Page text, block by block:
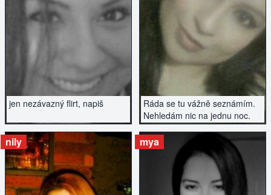
jen nezávazný flirt, napiš
Ráda se tu vážně seznámím.
Nehledám nic na jednu noc.
ZOBRAZIT INZERÁT
nily mya